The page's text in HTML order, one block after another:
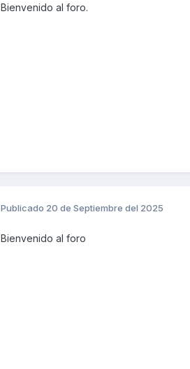
Bienvenido al foro.
Publicado 20 de Septiembre del 2025
Bienvenido al foro